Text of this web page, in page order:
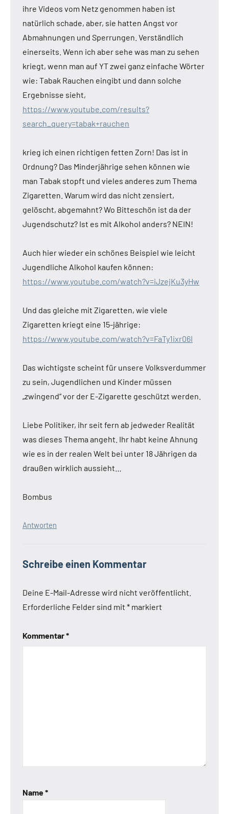
ihre Videos vom Netz genommen haben ist
natürlich schade, aber, sie hatten Angst vor
Abmahnungen und Sperrungen. Verständlich
einerseits. Wenn ich aber sehe was man zu sehen
kriegt, wenn man auf YT zwei ganz einfache Wörter
wie: Tabak Rauchen eingibt und dann solche
Ergebnisse sieht,
https://www.youtube.com/results?
search_query=tabak+rauchen
krieg ich einen richtigen fetten Zorn! Das ist in
Ordnung? Das Minderjährige sehen können wie
man Tabak stopft und vieles anderes zum Thema
Zigaretten. Warum wird das nicht zensiert,
gelöscht, abgemahnt? Wo Bitteschön ist da der
Jugendschutz? Ist es mit Alkohol anders? NEIN!
Auch hier wieder ein schönes Beispiel wie leicht
Jugendliche Alkohol kaufen können:
https://www.youtube.com/watch?v=iJzejKu3yHw
Und das gleiche mit Zigaretten, wie viele
Zigaretten kriegt eine 15-jährige:
https://www.youtube.com/watch?v=FaTy1ixr06I
Das wichtigste scheint für unsere Volksverdummer
zu sein, Jugendlichen und Kinder müssen
„zwingend“ vor der E-Zigarette geschützt werden.
Liebe Politiker, ihr seit fern ab jedweder Realität
was dieses Thema angeht. Ihr habt keine Ahnung
wie es in der realen Welt bei unter 18 Jährigen da
draußen wirklich aussieht…
Bombus
Antworten
Schreibe einen Kommentar
Deine E-Mail-Adresse wird nicht veröffentlicht.
Erforderliche Felder sind mit * markiert
Kommentar*
Name*